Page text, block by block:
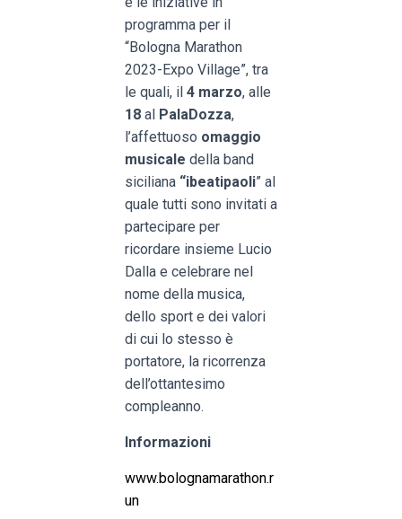
programma per il
“Bologna Marathon
2023-Expo Village”, tra
le quali, il 4 marzo, alle
18 al PalaDozza,
l’affettuoso omaggio
musicale della band
siciliana “ibeatipaoli” al
quale tutti sono invitati a
partecipare per
ricordare insieme Lucio
Dalla e celebrare nel
nome della musica,
dello sport e dei valori
di cui lo stesso è
portatore, la ricorrenza
dell’ottantesimo
compleanno.
Informazioni
www.bolognamarathon.r
un